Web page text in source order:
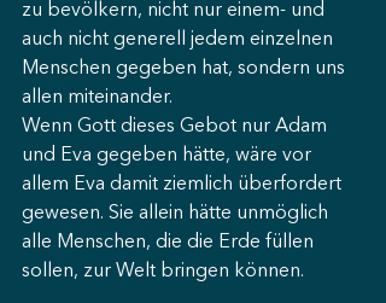
zu bevölkern, nicht nur einem- und
auch nicht generell jedem einzelnen
Menschen gegeben hat, sondern uns
allen miteinander.
Wenn Gott dieses Gebot nur Adam
und Eva gegeben hätte, wäre vor
allem Eva damit ziemlich überfordert
gewesen. Sie allein hätte unmöglich
alle Menschen, die die Erde füllen
sollen, zur Welt bringen können.